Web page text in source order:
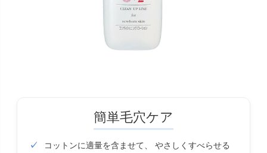
簡単毛穴ケア
コットンに適量を含ませて、 やさしくすべらせる